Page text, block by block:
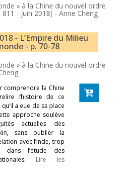
» à la Chine du nouvel ordre
811 - juin 2018) - Anne Cheng
- L’Empire du Milieu
- p. 70-78
» à la Chine du nouvel ordre
comprendre la Chine
l’histoire de ce
a eue de sa place
approche soulève
actuelles des
sans oublier la
avec l’Inde, trop
dans l’étude des
Lire les